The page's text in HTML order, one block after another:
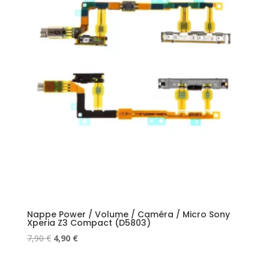
Nappe Power / Volume / Caméra / Micro Sony
Xperia Z3 Compact (D5803)
7,90€ Le
4,90 €Le